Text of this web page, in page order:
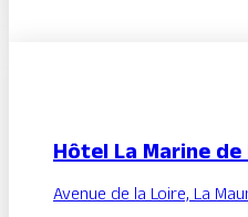
Hôtel La Marine
Avenue de la Loire, La